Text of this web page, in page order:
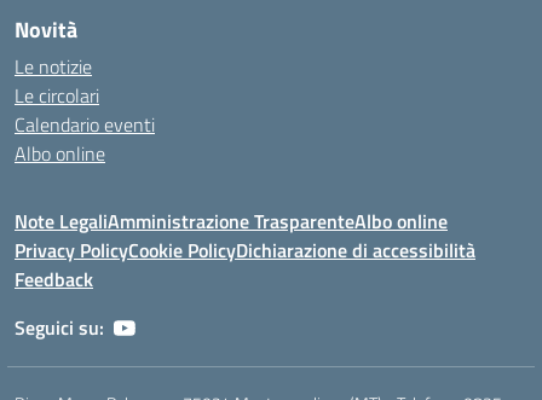
Novità
Le notizie
Le circolari
Calendario eventi
Albo online
Note LegaliAmministrazione TrasparenteAlbo online
Privacy PolicyCookie PolicyDichiarazione di accessibilità
Feedback
Seguici su: